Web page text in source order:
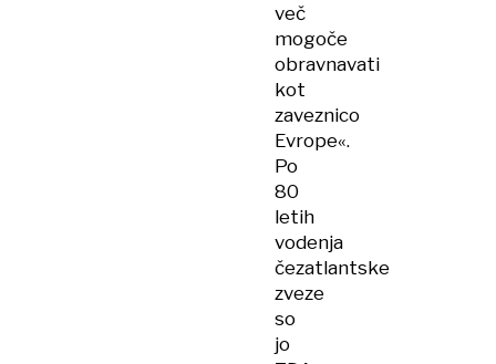
več
mogoče
obravnavati
kot
zaveznico
Evrope«.
Po
80
letih
vodenja
čezatlantske
zveze
so
jo